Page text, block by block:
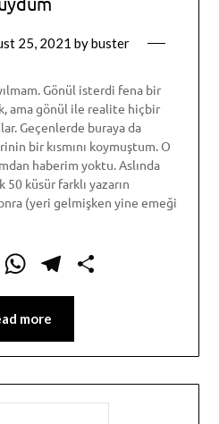
25, 2021 bybuster
Gönül isterdi fena bir
ama gönül ile realite hiçbir
Geçenlerde buraya da
bir kısmını koymuştum. O
haberim yoktu. Aslında
50 küsür farklı yazarın
(yeri gelmişken yine emeği
EmailWhatsApp
Telegram
more